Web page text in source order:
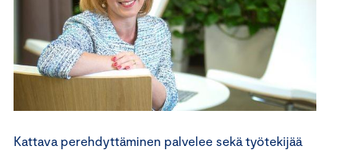
Kattava perehdyttäminen palvelee sekä työtekijää